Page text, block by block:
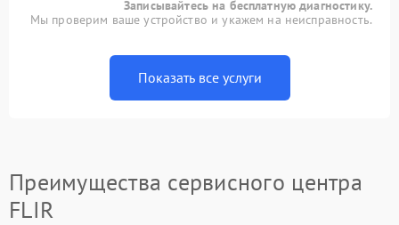
Записывайтесь на бесплатную диагностику.
Мы проверим ваше устройство и укажем на неисправность.
Показать все услуги
Преимущества сервисного центра
FLIR